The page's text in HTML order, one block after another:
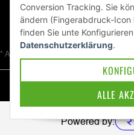
* Alle Preise inkl. gesetzlicher USt.,
Powered by:
Conversion Tracking. Sie
ändern (Fingerabdruck-Icon
finden Sie unte Konfigurieren
Datenschutzerklärung.
ALLE